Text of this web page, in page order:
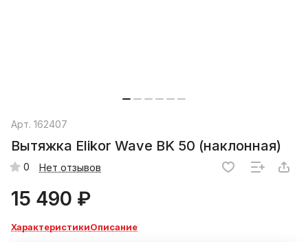
Арт. 162407
Вытяжка Elikor Wave BK 50 (наклонная)
0 Нет отзывов
15 490 ₽
ХарактеристикиОписание